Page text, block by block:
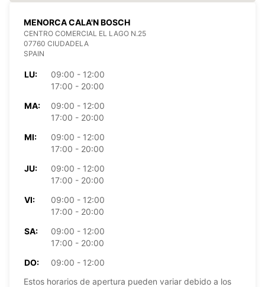
MENORCA CALA'N BOSCH
CENTRO COMERCIAL EL LAGO N.25
07760 CIUDADELA
SPAIN
LU:
09:00 - 12:00
17:00 - 20:00
MA:
09:00 - 12:00
17:00 - 20:00
MI:
09:00 - 12:00
17:00 - 20:00
JU:
09:00 - 12:00
17:00 - 20:00
VI:
09:00 - 12:00
17:00 - 20:00
SA:
09:00 - 12:00
17:00 - 20:00
DO:
09:00 - 12:00
Estos horarios de apertura pueden variar debido a los